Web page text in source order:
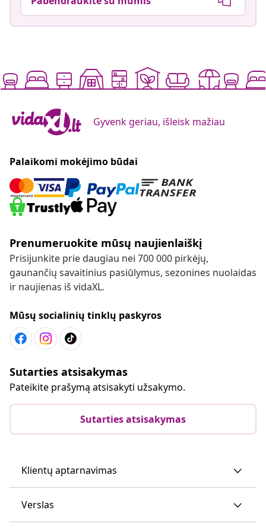
Gyvenk geriau, išleisk mažiau
Palaikomi mokėjimo būdai
Prenumeruokite mūsų naujienlaiškį
Prisijunkite prie daugiau nei 700 000 pirkėjų,
gaunančių savaitinius pasiūlymus, sezonines nuolaidas
ir naujienas iš vidaXL.
Mūsų socialinių tinklų paskyros
Sutarties atsisakymas
Pateikite prašymą atsisakyti užsakymo.
Sutarties atsisakymas
Klientų aptarnavimas
Verslas